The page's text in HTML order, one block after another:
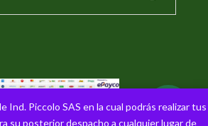
Ind. Piccolo SAS en la cual podrás realizar tus
su posterior despacho a cualquier lugar de
Industrias Piccolo SAS 2026